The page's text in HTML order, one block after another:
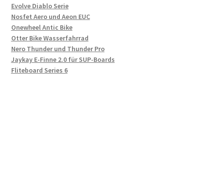
Evolve Diablo Serie
Nosfet Aero und Aeon EUC
Onewheel Antic Bike
Otter Bike Wasserfahrrad
Nero Thunder und Thunder Pro
Jaykay E-Finne 2.0 für SUP-Boards
Fliteboard Series 6